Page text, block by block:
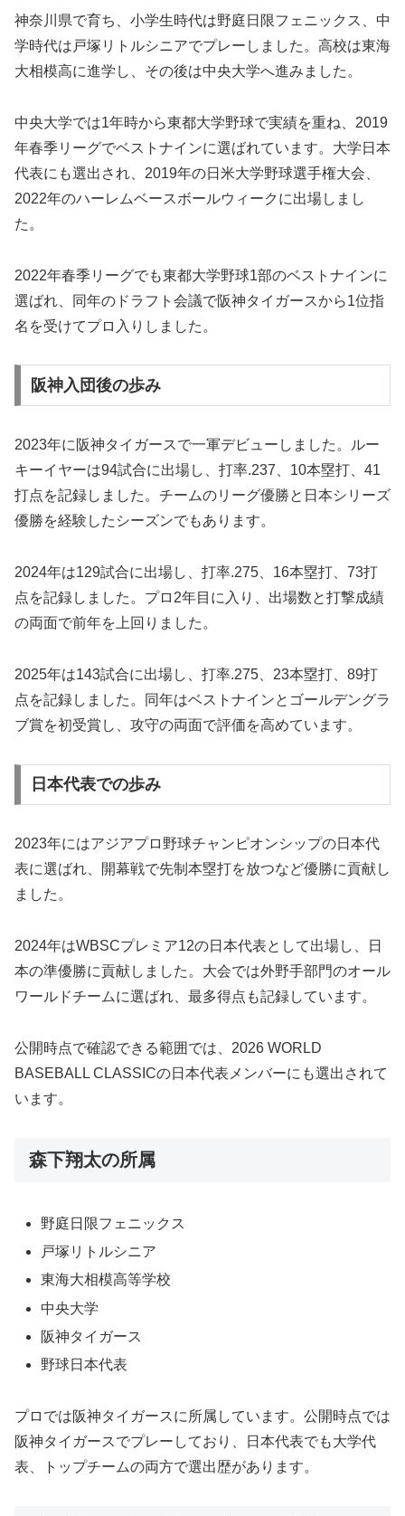
神奈川県で育ち、小学生時代は野庭日限フェニックス、中
学時代は戸塚リトルシニアでプレーしました。高校は東海
大相模高に進学し、その後は中央大学へ進みました。
中央大学では1年時から東都大学野球で実績を重ね、2019
年春季リーグでベストナインに選ばれています。大学日本
代表にも選出され、2019年の日米大学野球選手権大会、
2022年のハーレムベースボールウィークに出場しまし
た。
2022年春季リーグでも東都大学野球1部のベストナインに
選ばれ、同年のドラフト会議で阪神タイガースから1位指
名を受けてプロ入りしました。
阪神入団後の歩み
2023年に阪神タイガースで一軍デビューしました。ルー
キーイヤーは94試合に出場し、打率.237、10本塁打、41
打点を記録しました。チームのリーグ優勝と日本シリーズ
優勝を経験したシーズンでもあります。
2024年は129試合に出場し、打率.275、16本塁打、73打
点を記録しました。プロ2年目に入り、出場数と打撃成績
の両面で前年を上回りました。
2025年は143試合に出場し、打率.275、23本塁打、89打
点を記録しました。同年はベストナインとゴールデングラ
ブ賞を初受賞し、攻守の両面で評価を高めています。
日本代表での歩み
2023年にはアジアプロ野球チャンピオンシップの日本代
表に選ばれ、開幕戦で先制本塁打を放つなど優勝に貢献し
ました。
2024年はWBSCプレミア12の日本代表として出場し、日
本の準優勝に貢献しました。大会では外野手部門のオール
ワールドチームに選ばれ、最多得点も記録しています。
公開時点で確認できる範囲では、2026 WORLD
BASEBALL CLASSICの日本代表メンバーにも選出されて
います。
森下翔太の所属
野庭日限フェニックス
戸塚リトルシニア
東海大相模高等学校
中央大学
阪神タイガース
野球日本代表
プロでは阪神タイガースに所属しています。公開時点では
阪神タイガースでプレーしており、日本代表でも大学代
表、トップチームの両方で選出歴があります。